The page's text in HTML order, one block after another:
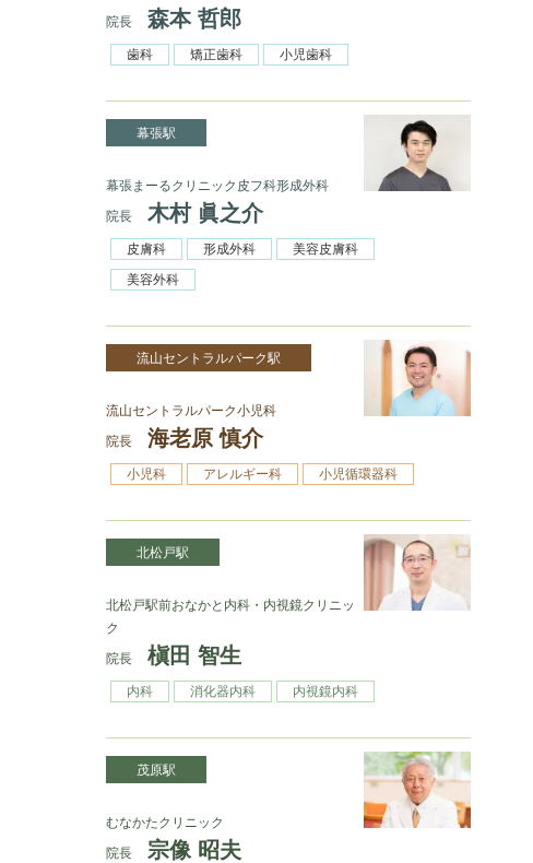
院長
森本 哲郎
歯科 矯正歯科 小児歯科
幕張駅
幕張まーるクリニック皮フ科形成外科
院長
木村 眞之介
皮膚科 形成外科
美容皮膚科
美容外科
流山セントラルパーク駅
流山セントラルパーク小児科
院長
海老原 慎介
小児科 アレルギー科 小児循環器科
北松戸駅
北松戸駅前おなかと内科・内視鏡クリニッ
ク
院長
槇田 智生
内科 消化器内科 内視鏡内科
茂原駅
むなかたクリニック
院長
宗像 昭夫